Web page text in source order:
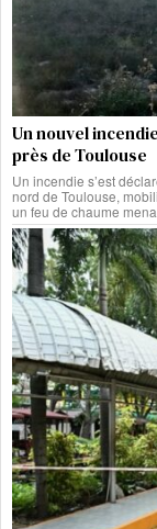
Un nouvel
près de Toulouse
Un incendie s’est
nord de Toulouse,
un feu de chaume